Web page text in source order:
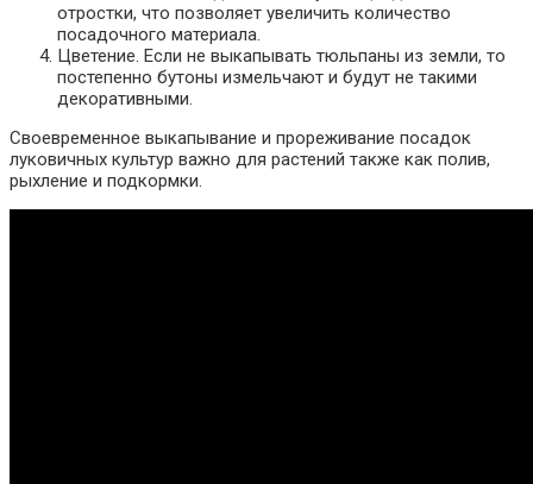
отростки, что позволяет увеличить количество
посадочного материала.
Цветение. Если не выкапывать тюльпаны из земли, то
постепенно бутоны измельчают и будут не такими
декоративными.
Своевременное выкапывание и прореживание посадок
луковичных культур важно для растений также как полив,
рыхление и подкормки.